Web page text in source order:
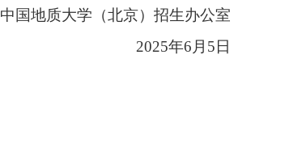
中国地质大学（北京）招生办公室
2025年6月5日